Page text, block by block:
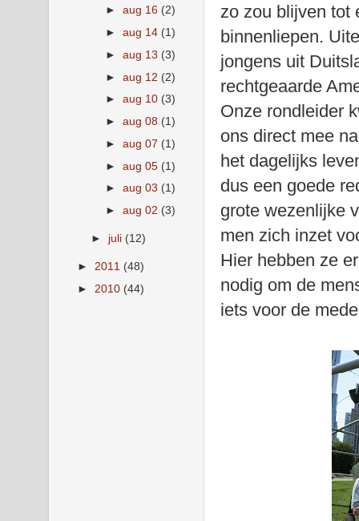
zo zou blijven tot
binnenliepen.
jongens uit
rechtgeaarde
Onze rondleider
ons direct mee
het dagelijks
dus een goede
grote wezenlijke
men zich inzet
Hier hebben ze
nodig om de
iets voor de
► aug 16 (2)
► aug 14 (1)
► aug 13 (3)
► aug 12 (2)
► aug 10 (3)
► aug 08 (1)
► aug 07 (1)
► aug 05 (1)
► aug 03 (1)
► aug 02 (3)
► juli (12)
► 2011 (48)
► 2010 (44)